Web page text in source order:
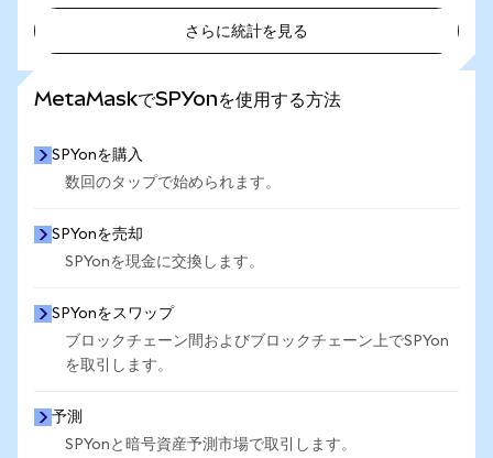
さらに統計を見る
MetaMaskでSPYonを使用する方法
SPYonを購入
数回のタップで始められます。
SPYonを売却
SPYonを現金に交換します。
SPYonをスワップ
ブロックチェーン間およびブロックチェーン上でSPYon
を取引します。
予測
SPYonと暗号資産予測市場で取引します。